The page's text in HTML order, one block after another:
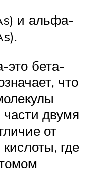
и альфа-
это бета-
что
части двумя
от
где